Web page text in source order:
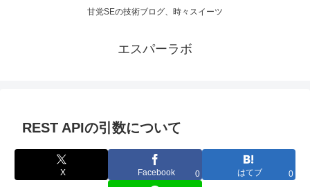
甘党SEの技術ブログ、時々スイーツ
エスパーラボ
REST APIの引数について
X Facebook 0 はてブ 0